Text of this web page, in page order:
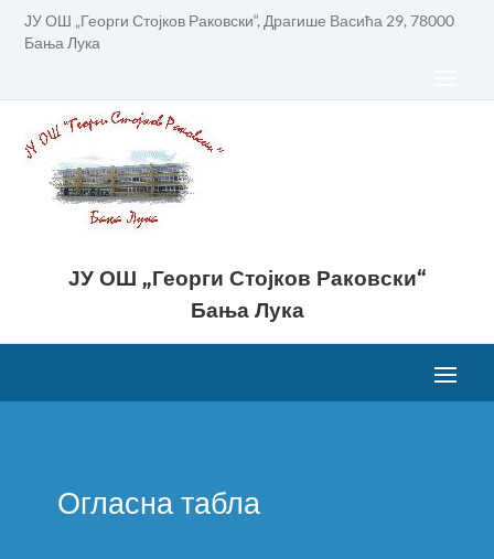
ЈУ ОШ „Георги Стојков Раковски“, Драгише Васића 29, 78000
Бања Лука
ЈУ ОШ „Георги Стојков Раковски“
Бања Лука
Огласна табла